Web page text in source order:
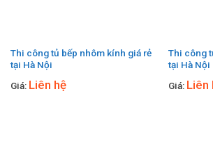
Thi công tủ bếp nhôm kính giá rẻ
tại Hà Nội
Giá: Liên hệ
Thi công
tại Hà Nội
Giá: Liên